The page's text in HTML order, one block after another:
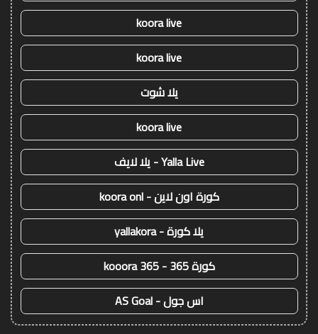
koora live
koora live
يلا شوت
koora live
Yalla Live - يلا لايف
كورة اون لاين - koora onl
يلا كورة - yallakora
كورة 365 - kooora 365
اس جول - AS Goal